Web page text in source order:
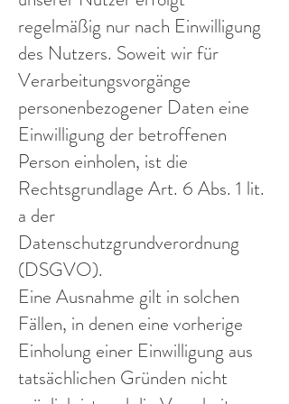
regelmäßig nur nach Einwilligung
des Nutzers. Soweit wir für
Verarbeitungsvorgänge
personenbezogener Daten eine
Einwilligung der betroffenen
Person einholen, ist die
Rechtsgrundlage Art. 6 Abs. 1 lit.
a der
Datenschutzgrundverordnung
(DSGVO).
Eine Ausnahme gilt in solchen
Fällen, in denen eine vorherige
Einholung einer Einwilligung aus
tatsächlichen Gründen nicht